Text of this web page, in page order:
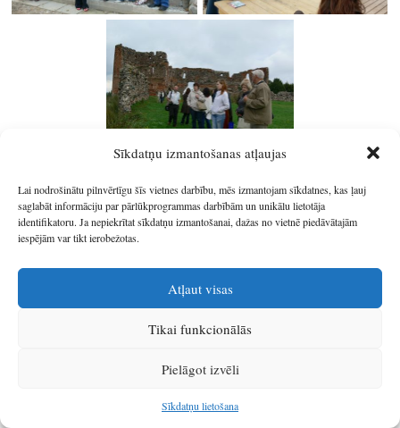
Sīkdatņu izmantošanas atļaujas
Lai nodrošinātu pilnvērtīgu šīs vietnes darbību, mēs izmantojam sīkdatnes, kas ļauj
saglabāt informāciju par pārlūkprogrammas darbībām un unikālu lietotāja
identifikatoru. Ja nepiekrītat sīkdatņu izmantošanai, dažas no vietnē piedāvātajām
iespējām var tikt ierobežotas.
Atļaut visas
Tikai funkcionālās
Pielāgot izvēli
Sīkdatņu lietošana
Pasākuma programma
Pasākuma programma
Semināra programma
18.-19.septembrī Līvānu novadā
Abu pasākuma norises dienu laikā dažādās aktivitātēs piedalījās
vairāk kā 700 dalībnieki no Līvāniem, kā arī sadarbības partneri no